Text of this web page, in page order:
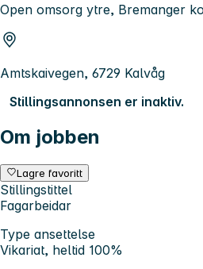
Open omsorg ytre, Bremanger
Amtskaivegen, 6729 Kalvåg
Stillingsannonsen er inaktiv.
Om jobben
Lagre favoritt
Stillingstittel
Fagarbeidar
Type ansettelse
Vikariat, heltid 100%